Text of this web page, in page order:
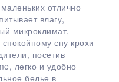
отлично
влагу,
микроклимат,
сну крохи
посетив
легко и удобно
белье в